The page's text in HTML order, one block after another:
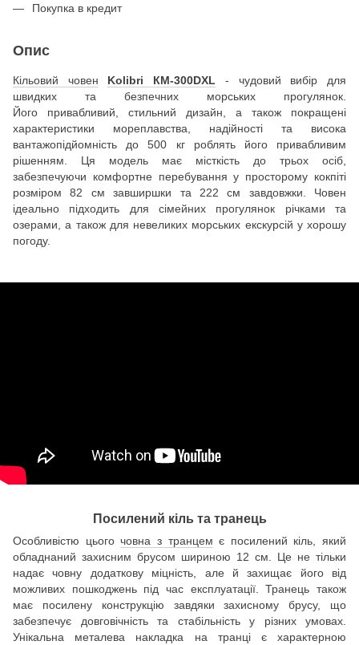
Покупка в кредит
Опис
Кільовий човен Kolibri КМ-300DXL - чудовий вибір для
швидких та безпечних морських прогулянок.
Його привабливий, стильний дизайн, а також покращені
характеристики мореплавства, надійності та висока
вантажопідйомність до 500 кг роблять його привабливим
рішенням. Ця модель має місткість до трьох осіб,
забезпечуючи комфортне перебування у просторому кокпіті
розміром 82 см завширшки та 222 см завдовжки. Човен
ідеально підходить для сімейних прогулянок річками та
озерами, а також для невеликих морських екскурсій у хорошу
погоду.
Посилений кіль та транець
Особливістю цьогочовна з транцем є посилений кіль, який
обладнаний захисним брусом шириною 12 см. Це не тільки
надає човну додаткову міцність, але й захищає його від
можливих пошкоджень під час експлуатації. Транець також
має посилену конструкцію завдяки захисному брусу, що
забезпечує довговічність та стабільність у різних умовах.
Унікальна металева накладка на транці є характерною